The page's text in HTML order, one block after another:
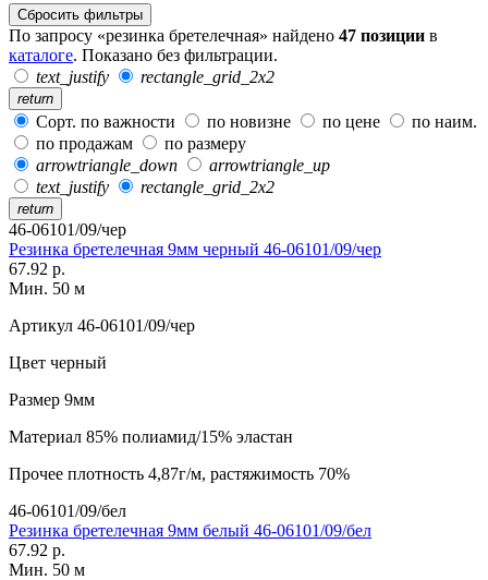
Сбросить фильтры
По запросу «резинка бретелечная» найдено 47 позиции в
каталоге. Показано без фильтрации.
text_justify
rectangle_grid_2x2
return
Сорт. по важности по новизне по цене
по наим.
по продажам
по размеру
arrowtriangle_down
arrowtriangle_up
text_justify
rectangle_grid_2x2
return
46-06101/09/чер
Резинка бретелечная 9мм черный 46-06101/09/чер
67.92 р.
Мин. 50 м
Артикул 46-06101/09/чер
Цвет черный
Размер 9мм
Материал 85% полиамид/15% эластан
Прочее плотность 4,87г/м, растяжимость 70%
46-06101/09/бел
Резинка бретелечная 9мм белый 46-06101/09/бел
67.92 р.
Мин. 50 м